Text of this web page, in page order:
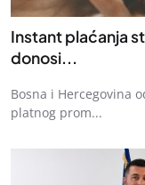
Instant plaćanja
donosi...
Bosna i Hercegovina
platnog prom...